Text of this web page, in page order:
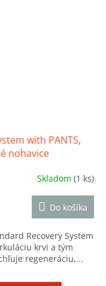
with PANTS,
nohavice
Skladom(1 ks)
Do košíka
Recovery System
krvi a tým
regeneráciu,...